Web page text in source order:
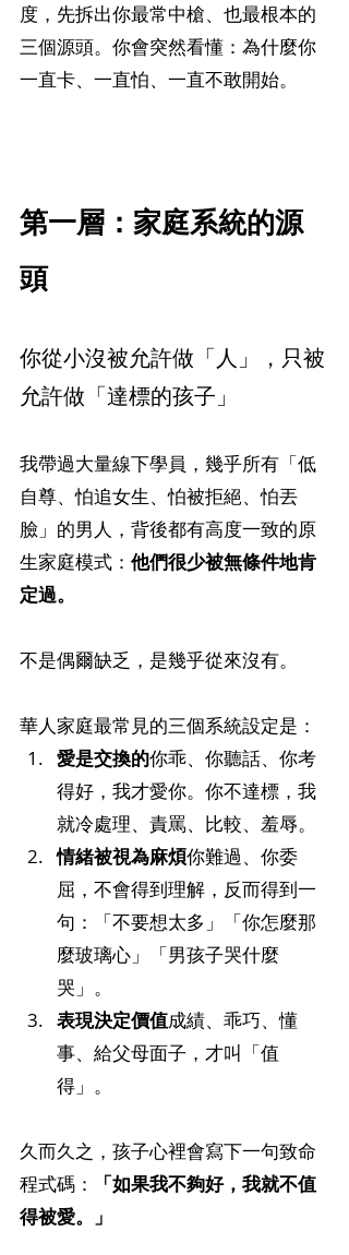
度，先拆出你最常中槍、也最根本的
三個源頭。你會突然看懂：為什麼你
一直卡、一直怕、一直不敢開始。
第一層：家庭系統的源
頭
你從小沒被允許做「人」，只被
允許做「達標的孩子」
我帶過大量線下學員，幾乎所有「低
自尊、怕追女生、怕被拒絕、怕丟
臉」的男人，背後都有高度一致的原
生家庭模式： 他們很少被無條件地肯
定過。
不是偶爾缺乏，是幾乎從來沒有。
華人家庭最常見的三個系統設定是：
愛是交換的你乖、你聽話、你考
得好，我才愛你。你不達標，我
就冷處理、責罵、比較、羞辱。
情緒被視為麻煩你難過、你委
屈，不會得到理解，反而得到一
句：「不要想太多」「你怎麼那
麼玻璃心」「男孩子哭什麼
哭」。
表現決定價值成績、乖巧、懂
事、給父母面子，才叫「值
得」。
久而久之，孩子心裡會寫下一句致命
程式碼：
「如果我不夠好，我就不值
得被愛。」